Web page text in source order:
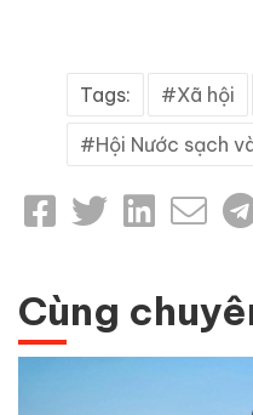
Ngã ba Đồng Lộc:
trên "tọa độ lửa"
bền vững và tầm nhìn
2025
Nhiều kết quả nổi bật